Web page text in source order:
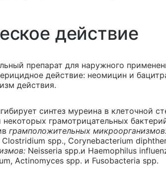
действие
препарат для наружного
действие: неомицин и
действия.
синтез муреина в клеточной
грамотрицательных
грамположительных
spp., Corynebacterium
Neisseria spp.и Haemophilus
Actinomyces spp. и Fusobacteria spp.